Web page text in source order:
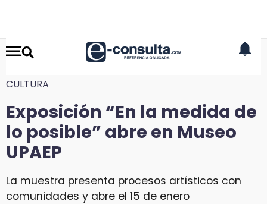
CULTURA
Exposición “En la medida de
lo posible” abre en Museo
UPAEP
La muestra presenta procesos artísticos con
comunidades y abre el 15 de enero